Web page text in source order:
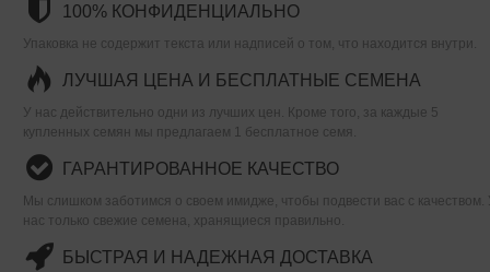
100% КОНФИДЕНЦИАЛЬНО
Упаковка не содержит текста или надписей о том, что находится внутри.
ЛУЧШАЯ ЦЕНА И БЕСПЛАТНЫЕ СЕМЕНА
У нас действительно одни из лучших цен. Кроме того, за каждые 5
купленных семян мы предлагаем 1 бесплатное семя.
ГАРАНТИРОВАННОЕ КАЧЕСТВО
Мы слишком заботимся о своем имидже, чтобы подвести вас с качеством.
нас только свежие семена, хранящиеся правильно.
БЫСТРАЯ И НАДЕЖНАЯ ДОСТАВКА